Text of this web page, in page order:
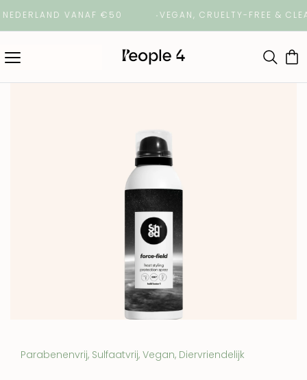
VANAF €50 VEGAN, CRUELTY-FREE & CLEAN
Parabenenvrij, Sulfaatvrij, Vegan, Diervriendelijk